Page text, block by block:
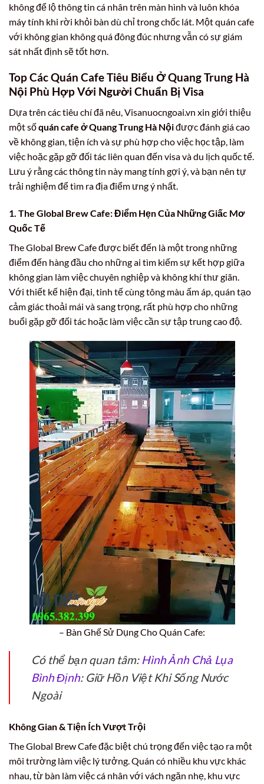
không để lộ thông tin cá nhân trên màn hình và luôn khóa
máy tính khi rời khỏi bàn dù chỉ trong chốc lát. Một quán cafe
với không gian không quá đông đúc nhưng vẫn có sự giám
sát nhất định sẽ tốt hơn.
Top Các Quán Cafe Tiêu Biểu Ở Quang Trung Hà
Nội Phù Hợp Với Người Chuẩn Bị Visa
Dựa trên các tiêu chí đã nêu, Visanuocngoai.vn xin giới thiệu
một sốquán cafe ở Quang Trung Hà Nộiđược đánh giá cao
về không gian, tiện ích và sự phù hợp cho việc học tập, làm
việc hoặc gặp gỡ đối tác liên quan đến visa và du lịch quốc tế.
Lưu ý rằng các thông tin này mang tính gợi ý, và bạn nên tự
trải nghiệm để tìm ra địa điểm ưng ý nhất.
1. The Global Brew Cafe: Điểm Hẹn Của Những Giấc Mơ
Quốc Tế
The Global Brew Cafe được biết đến là một trong những
điểm đến hàng đầu cho những ai tìm kiếm sự kết hợp giữa
không gian làm việc chuyên nghiệp và không khí thư giãn.
Với thiết kế hiện đại, tinh tế cùng tông màu ấm áp, quán tạo
cảm giác thoải mái và sang trọng, rất phù hợp cho những
buổi gặp gỡ đối tác hoặc làm việc cần sự tập trung cao độ.
– Bàn Ghế Sử Dụng Cho Quán Cafe:
Có thể bạn quan tâm: Hình Ảnh Chả Lụa
Bình Định: Giữ Hồn Việt Khi Sống Nước
Ngoài
Không Gian & Tiện Ích Vượt Trội
The Global Brew Cafe đặc biệt chú trọng đến việc tạo ra một
môi trường làm việc lý tưởng. Quán có nhiều khu vực khác
nhau, từ bàn làm việc cá nhân với vách ngăn nhẹ, khu vực